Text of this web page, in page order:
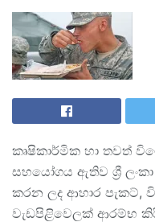
කෘෂිකාර්මික හා තවත්
සහයෝගය ඇතිව ශ්‍රී
කරන ලද ආහාර පැකට්,
වැඩපිළිවෙලක් ආරම්භ